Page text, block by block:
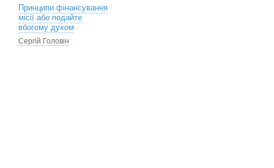
Принципи фінансування
місії або подайте
вбогому духом
Сергій Головін